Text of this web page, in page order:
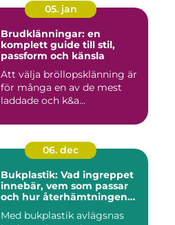
05. jan
Brudklänningar: en
komplett guide till stil,
passform och känsla
Att välja bröllopsklänning är
för många en av de mest
laddade och k&a...
06. dec
Bukplastik: Vad ingreppet
innebär, vem som passar
och hur återhämtningen
Med bukplastik avlägsnas